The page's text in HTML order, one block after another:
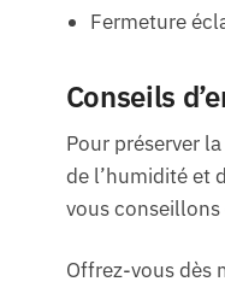
Fermeture
Conseils
Pour préserver
de l’humidité et
vous
Offrez-vous dès